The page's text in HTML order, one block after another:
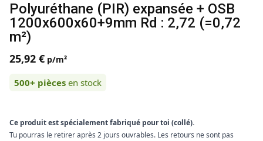
Polyuréthane (PIR) expansée + OSB
1200x600x60+9mm Rd : 2,72 (=0,72
m²)
25,92 € p/m²
500+ pièces en stock
Ce produit est spécialement fabriqué pour toi (collé).
Tu pourras le retirer après 2 jours ouvrables. Les retours ne sont pas